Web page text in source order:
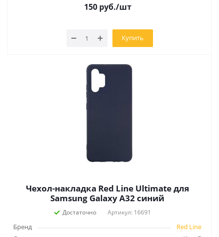
150 руб./шт
Купить
Чехол-накладка Red Line Ultimate для
Samsung Galaxy A32 синий
Достаточно Артикул: 16691
Бренд
Red Line